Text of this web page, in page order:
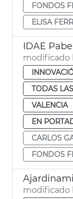
FONDOS
ELISA
IDAE
modificado
TODAS
VALENCIA
EN
CARLOS
FONDOS
modificado